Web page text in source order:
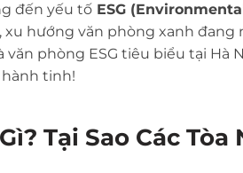
đến yếu tố ESG
xu hướng văn phòng xanh
văn phòng ESG tiêu biểu tại Hà
tinh!
Gì? Tại Sao Các